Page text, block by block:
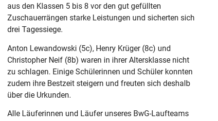
aus den Klassen 5 bis 8 vor den gut gefüllten
Zuschauerrängen starke Leistungen und sicherten sich
drei Tagessiege.
Anton Lewandowski (5c), Henry Krüger (8c) und
Christopher Neif (8b) waren in ihrer Altersklasse nicht
zu schlagen. Einige Schülerinnen und Schüler konnten
zudem ihre Bestzeit steigern und freuten sich deshalb
über die Urkunden.
Alle Läuferinnen und Läufer unseres BwG-Laufteams